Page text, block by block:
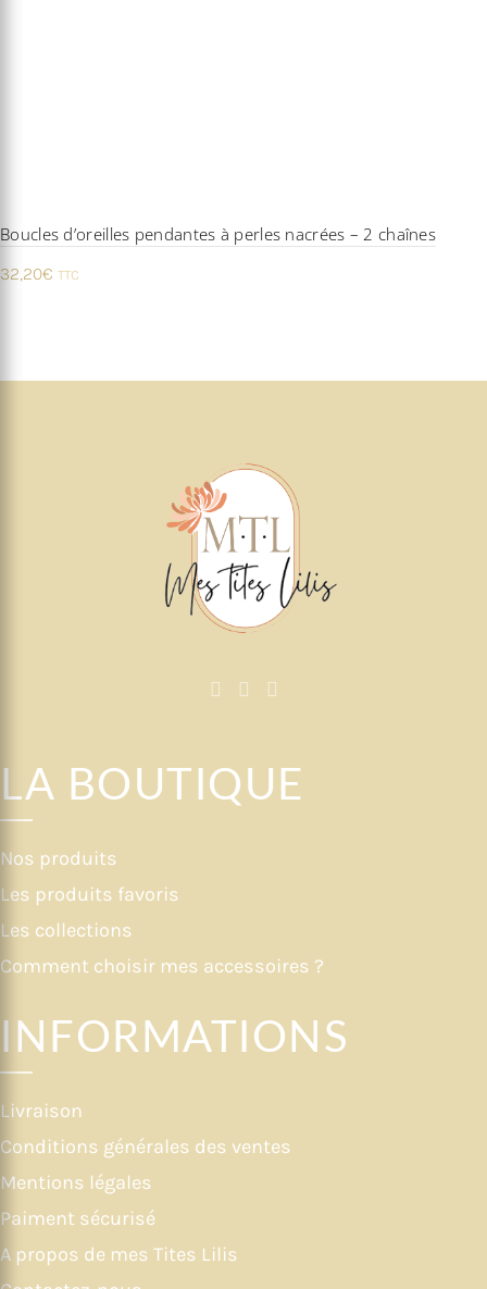
Boucles d’oreilles pendantes à perles nacrées – 2 chaînes
32,20€ TTC
LA BOUTIQUE
Nos produits
Les produits favoris
Les collections
Comment choisir mes accessoires ?
INFORMATIONS
Livraison
Conditions générales des ventes
Mentions légales
Paiment sécurisé
A propos de mes Tites Lilis